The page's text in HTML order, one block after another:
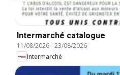
Intermarché catalogue
11/08/2026-23/08/2026
Intermarché